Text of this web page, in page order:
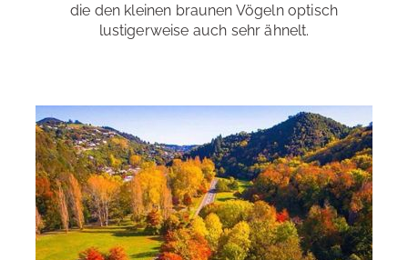
die den kleinen braunen Vögeln optisch
lustigerweise auch sehr ähnelt.
Grillen, Ukele spielen, Häkeln, etc.